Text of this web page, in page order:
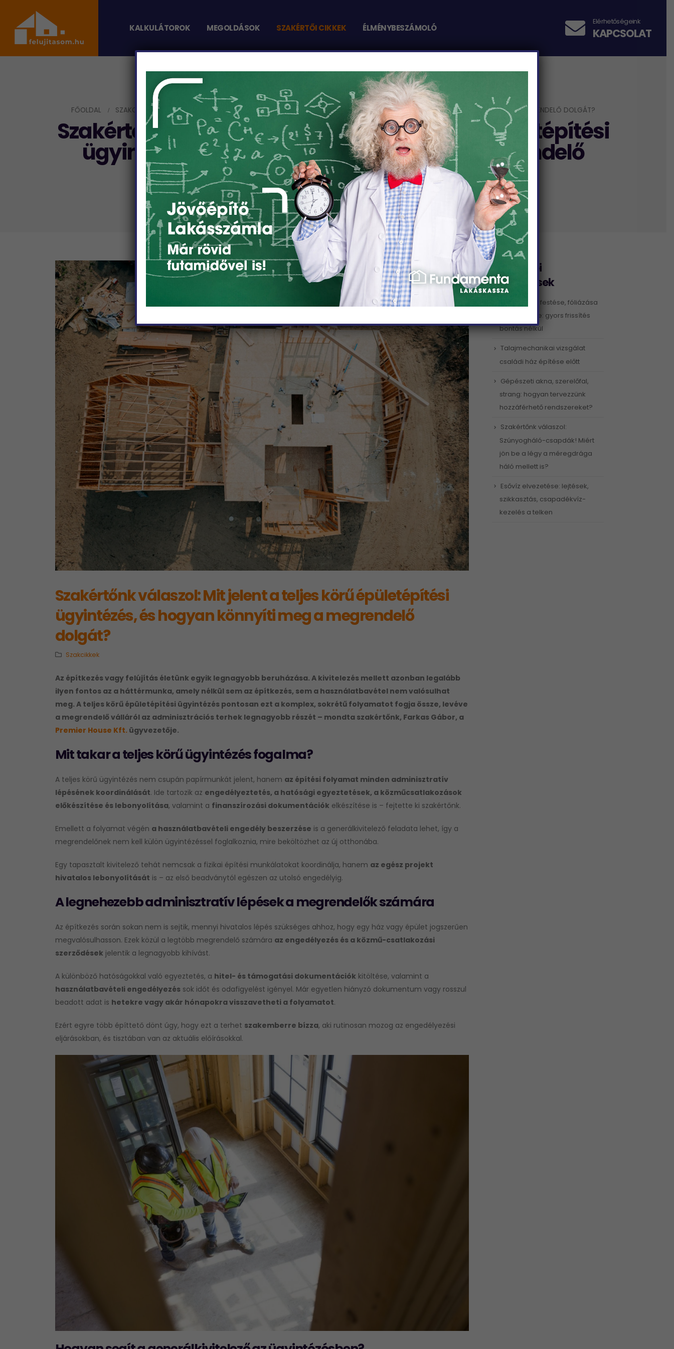
KALKULÁTOROK MEGOLDÁSOK SZAKÉRTŐI CIKKEK ÉLMÉNYBESZÁMOLÓ
Elérhetőségeink
KAPCSOLAT
FŐOLDAL SZAKCIKKEK SZAKÉRTŐNK VÁLASZOL: MIT JELENT A TELJES KÖRŰ ÉPÜLETÉPÍTÉSI ÜGYINTÉZÉS, ÉS HOGYAN KÖNNYÍTI MEG A MEGRENDELŐ DOLGÁT?
Szakértőnk válaszol: Mit jelent a teljes körű épületépítési
ügyintézés, és hogyan könnyíti meg a megrendelő
dolgát?
Szakértőnk válaszol: Mit jelent a teljes körű épületépítési
ügyintézés, és hogyan könnyíti meg a megrendelő
dolgát?
Szakcikkek
Az építkezés vagy felújítás életünk egyik legnagyobb beruházása. A kivitelezés mellett azonban legalább
ilyen fontos az a háttérmunka, amely nélkül sem az építkezés, sem a használatbavétel nem valósulhat
meg. A teljes körű épületépítési ügyintézés pontosan ezt a komplex, sokrétű folyamatot fogja össze, levéve
a megrendelő válláról az adminisztrációs terhek legnagyobb részét – mondta szakértőnk, Farkas Gábor, a
Premier House Kft.ügyvezetője.
Mit takar a teljes körű ügyintézés fogalma?
A teljes körű ügyintézés nem csupán papírmunkát jelent, hanem az építési folyamat minden adminisztratív
lépésének koordinálását. Ide tartozik az engedélyeztetés, a hatósági egyeztetések, a közműcsatlakozások
előkészítése és lebonyolítása, valamint a finanszírozási dokumentációk elkészítése is – fejtette ki szakértőnk.
Emellett a folyamat végén a használatbavételi engedély beszerzése is a generálkivitelező feladata lehet, így a
megrendelőnek nem kell külön ügyintézéssel foglalkoznia, mire beköltözhet az új otthonába.
Egy tapasztalt kivitelező tehát nemcsak a fizikai építési munkálatokat koordinálja, hanem az egész projekt
hivatalos lebonyolítását is – az első beadványtól egészen az utolsó engedélyig.
A legnehezebb adminisztratív lépések a megrendelők számára
Az építkezés során sokan nem is sejtik, mennyi hivatalos lépés szükséges ahhoz, hogy egy ház vagy épület jogszerűen
megvalósulhasson. Ezek közül a legtöbb megrendelő számára az engedélyezés és a közmű-csatlakozási
szerződések jelentik a legnagyobb kihívást.
A különböző hatóságokkal való egyeztetés, a hitel- és támogatási dokumentációk kitöltése, valamint a
használatbavételi engedélyezéssok időt és odafigyelést igényel. Már egyetlen hiányzó dokumentum vagy rosszul
beadott adat is hetekre vagy akár hónapokra visszavetheti a folyamatot.
Ezért egyre több építtető dönt úgy, hogy ezt a terhet szakemberre bízza, aki rutinosan mozog az engedélyezési
eljárásokban, és tisztában van az aktuális előírásokkal.
Legutóbbi
bejegyzések
Beltéri ajtók festése, fóliázása
vagy cseréje: gyors frissítés
bontás nélkül
Talajmechanikai vizsgálat
családi ház építése előtt
Gépészeti akna, szerelőfal,
strang: hogyan tervezzünk
hozzáférhető rendszereket?
Szakértőnk válaszol:
Szúnyogháló-csapdák! Miért
jön be a légy a méregdrága
háló mellett is?
Esővíz elvezetése: lejtések,
szikkasztás, csapadékvíz-
kezelés a telken
X